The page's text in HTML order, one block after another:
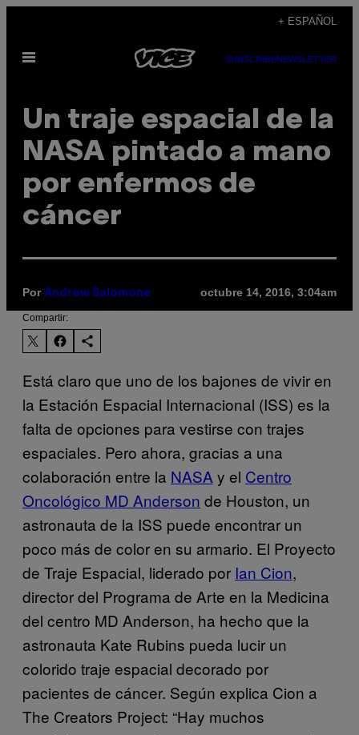
contenido
+ ESPAÑOL
Abrir
SUBSCRIBENEWSLETTER
Un traje espacial de la
NASA pintado a mano
por enfermos de
cáncer
Por Andrew Salomone octubre 14, 2016, 3:04am
Compartir:
Está claro que uno de los bajones de vivir en
la Estación Espacial Internacional (ISS) es la
falta de opciones para vestirse con trajes
espaciales. Pero ahora, gracias a una
colaboración entre la NASA y el Centro
Oncológico MD Anderson de Houston, un
astronauta de la ISS puede encontrar un
poco más de color en su armario. El Proyecto
de Traje Espacial, liderado por Ian Cion,
director del Programa de Arte en la Medicina
del centro MD Anderson, ha hecho que la
astronauta Kate Rubins pueda lucir un
colorido traje espacial decorado por
pacientes de cáncer. Según explica Cion a
The Creators Project: “Hay muchos